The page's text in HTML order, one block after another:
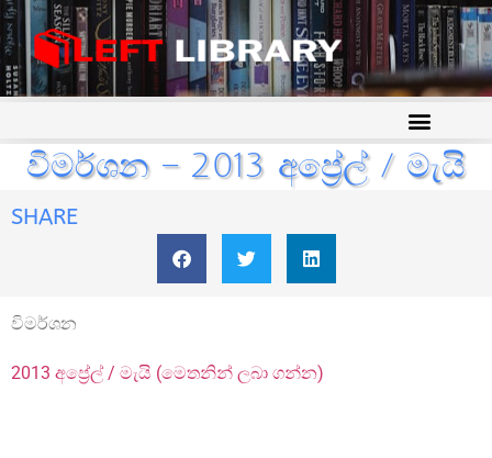
විමර්ශන – 2013 අප්‍රේල් / මැයි
SHARE
විමර්ශන
2013 අප්‍රේල් / මැයි (මෙතනින් ලබා ගන්න)